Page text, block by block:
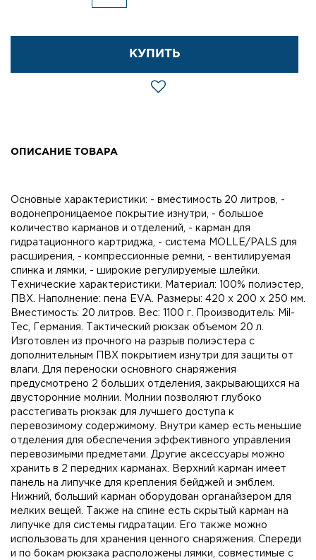
КУПИТЬ
ОПИСАНИЕ ТОВАРА
Основные характеристики: - вместимость 20 литров, -
водонепроницаемое покрытие изнутри, - большое
количество карманов и отделений, - карман для
гидратационного картриджа, - система MOLLE/PALS для
расширения, - компрессионные ремни, - вентилируемая
спинка и лямки, - широкие регулируемые шлейки.
Технические характеристики. Материал: 100% полиэстер,
ПВХ. Наполнение: пена EVA. Размеры: 420 x 200 x 250 мм.
Вместимость: 20 литров. Вес: 1100 г. Производитель: Mil-
Tec, Германия. Тактический рюкзак объемом 20 л.
Изготовлен из прочного на разрыв полиэстера с
дополнительным ПВХ покрытием изнутри для защиты от
влаги. Для переноски основного снаряжения
предусмотрено 2 больших отделения, закрывающихся на
двусторонние молнии. Молнии позволяют глубоко
расстегивать рюкзак для лучшего доступа к
перевозимому содержимому. Внутри камер есть меньшие
отделения для обеспечения эффективного управления
перевозимыми предметами. Другие аксессуары можно
хранить в 2 передних карманах. Верхний карман имеет
панель на липучке для крепления бейджей и эмблем.
Нижний, больший карман оборудован органайзером для
мелких вещей. Также на спине есть скрытый карман на
липучке для системы гидратации. Его также можно
использовать для хранения ценного снаряжения. Спереди
и по бокам рюкзака расположены лямки, совместимые с